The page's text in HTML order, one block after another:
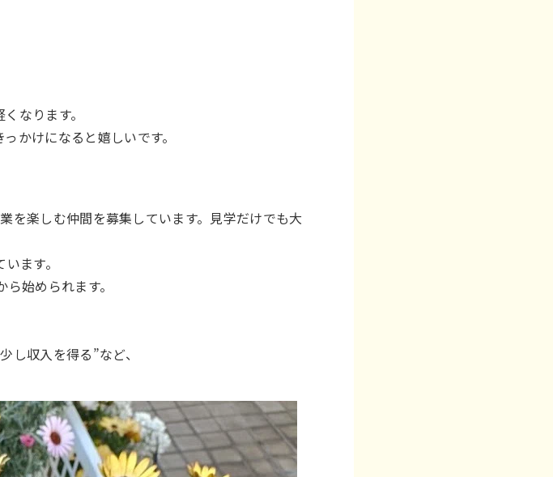
なります。
かけになると嬉しいです。
を楽しむ仲間を募集しています。見学だけでも大
ます。
始められます。
し収入を得る”など、